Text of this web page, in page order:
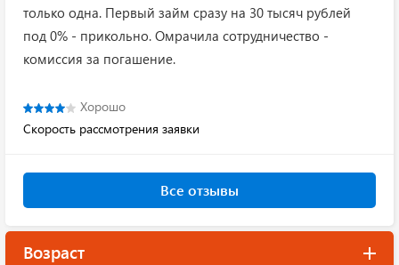
только одна. Первый займ сразу на 30 тысяч рублей
под 0% - прикольно. Омрачила сотрудничество -
комиссия за погашение.
Хорошо
Скорость рассмотрения заявки
Все отзывы
Возраст